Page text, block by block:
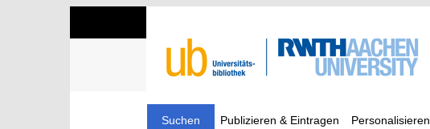
Suchen Publizieren & Eintragen Personalisieren